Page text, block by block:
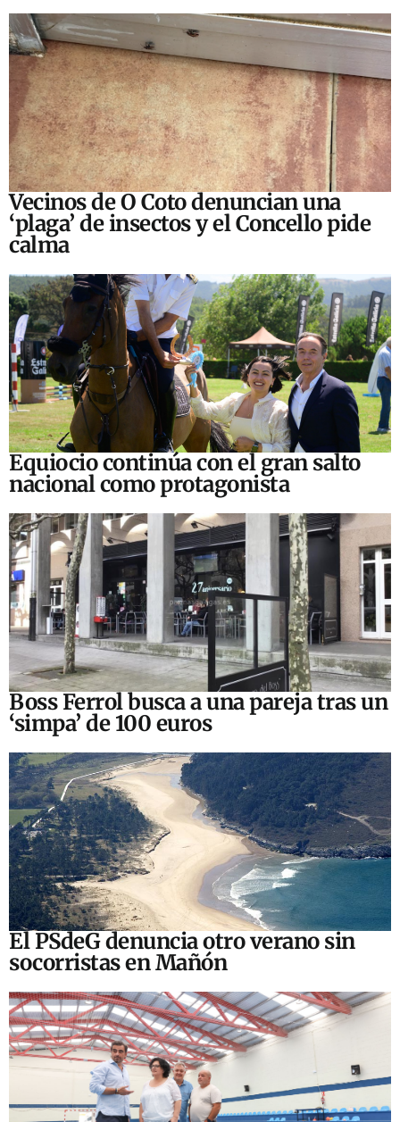
Vecinos de O Coto denuncian una
‘plaga’ de insectos y el Concello pide
calma
Equiocio continúa con el gran salto
nacional como protagonista
Boss Ferrol busca a una pareja tras un
‘simpa’ de 100 euros
El PSdeG denuncia otro verano sin
socorristas en Mañón